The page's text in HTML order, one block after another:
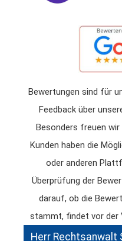
Bewertungen sind für
Feedback über
Besonders freuen wir
Kunden haben die
oder anderen
Überprüfung der
darauf, ob die
stammt, findet vor
Herr Rechtsanwalt